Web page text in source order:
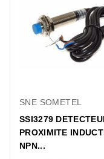
SNE SOMETEL
SSI3279
PROXIMITE
NPN...